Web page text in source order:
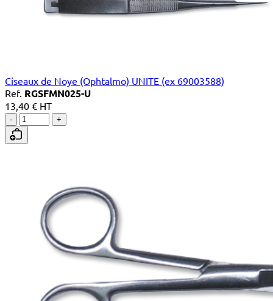
Ciseaux de Noye (Ophtalmo) UNITE (ex 69003588)
Ref. RGSFMN025-U
13,40 € HT
- +